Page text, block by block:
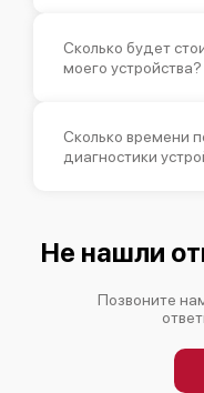
Сколько будет
моего устройства?
Сколько времени
диагностики
Не нашли
Позвоните